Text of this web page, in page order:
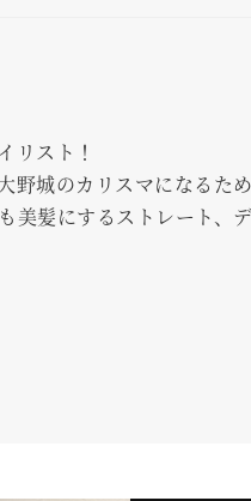
リスト！
野城のカリスマになるた
美髪にするストレート、